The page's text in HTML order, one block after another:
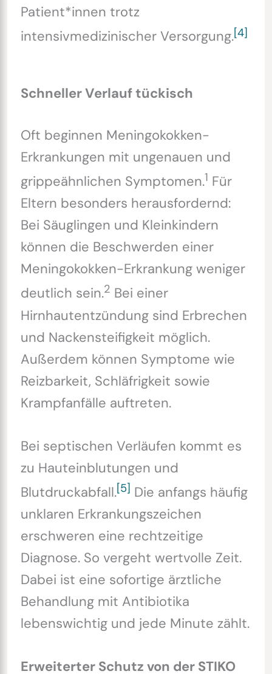
Patient*innen trotz
intensivmedizinischer Versorgung.[4]
Schneller Verlauf tückisch
Oft beginnen Meningokokken-
Erkrankungen mit ungenauen und
grippeähnlichen Symptomen.1 Für
Eltern besonders herausfordernd:
Bei Säuglingen und Kleinkindern
können die Beschwerden einer
Meningokokken-Erkrankung weniger
deutlich sein.2 Bei einer
Hirnhautentzündung sind Erbrechen
und Nackensteifigkeit möglich.
Außerdem können Symptome wie
Reizbarkeit, Schläfrigkeit sowie
Krampfanfälle auftreten.
Bei septischen Verläufen kommt es
zu Hauteinblutungen und
Blutdruckabfall.[5] Die anfangs häufig
unklaren Erkrankungszeichen
erschweren eine rechtzeitige
Diagnose. So vergeht wertvolle Zeit.
Dabei ist eine sofortige ärztliche
Behandlung mit Antibiotika
lebenswichtig und jede Minute zählt.
Erweiterter Schutz von der STIKO